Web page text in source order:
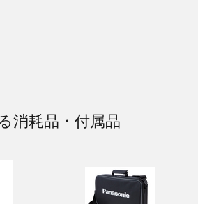
消耗品・付属品